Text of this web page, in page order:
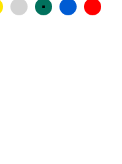
レー
ンゴールド
エローシルバーグリーンブルー赤色